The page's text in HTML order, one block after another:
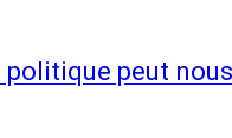
politique peut